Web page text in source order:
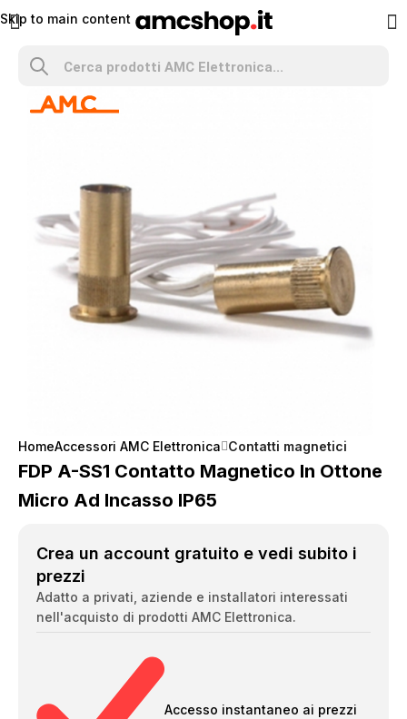
Skip to main content
HomeAccessori AMC Elettronica Contatti magnetici
FDP A-SS1 Contatto Magnetico In Ottone
Micro Ad Incasso IP65
Crea un account gratuito e vedi subito i
prezzi
Adatto a privati, aziende e installatori interessati
nell'acquisto di prodotti AMC Elettronica.
Accesso instantaneo ai prezzi